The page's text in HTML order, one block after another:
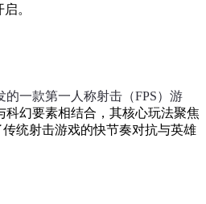
。
的一款第一人称射击（FPS）游
科幻要素相结合，其核心玩法聚焦
统射击游戏的快节奏对抗与英雄